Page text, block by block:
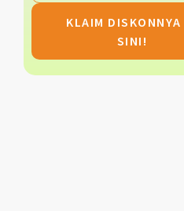
KLAIM DISKONNYA
SINI!